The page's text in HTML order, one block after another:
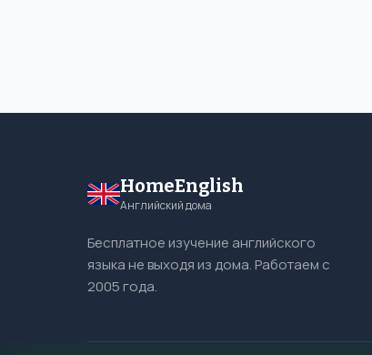
HomeEnglish
Английский дома
Бесплатное изучение английского
языка не выходя из дома. Работаем с
2005 года.